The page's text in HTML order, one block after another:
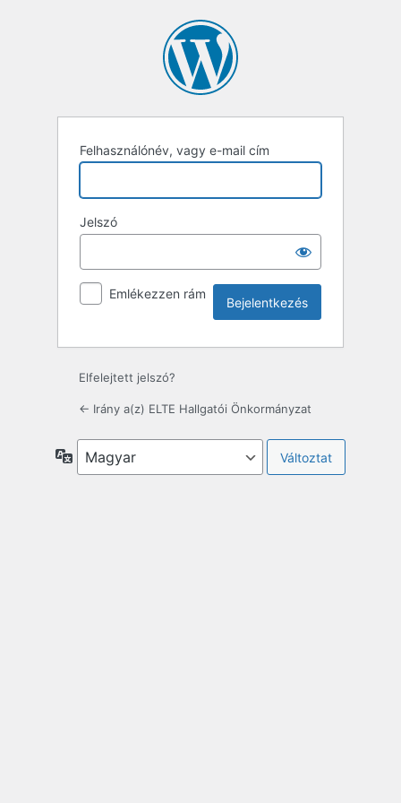
Felhasználónév, vagy e-mail cím
Jelszó
Emlékezzen rám
Elfelejtett jelszó?
← Irány a(z) ELTE Hallgatói Önkormányzat
Nyelv